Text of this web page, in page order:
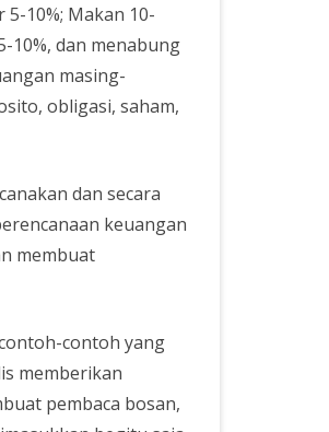
10%; Makan 10-
10%, dan menabung
masing-
obligasi, saham,
dan secara
keuangan
membuat
contoh yang
memberikan
pembaca bosan,